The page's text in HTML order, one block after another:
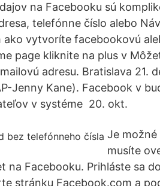
na Facebooku sú
telefónne číslo alebo
vytvoríte facebookovú
page kliknite na plus v
adresu. Bratislava 21.
Jenny Kane). Facebook v
v systéme 20. okt.
Je
musíte
na Facebooku. Prihláste sa
stránku Facebook.com a